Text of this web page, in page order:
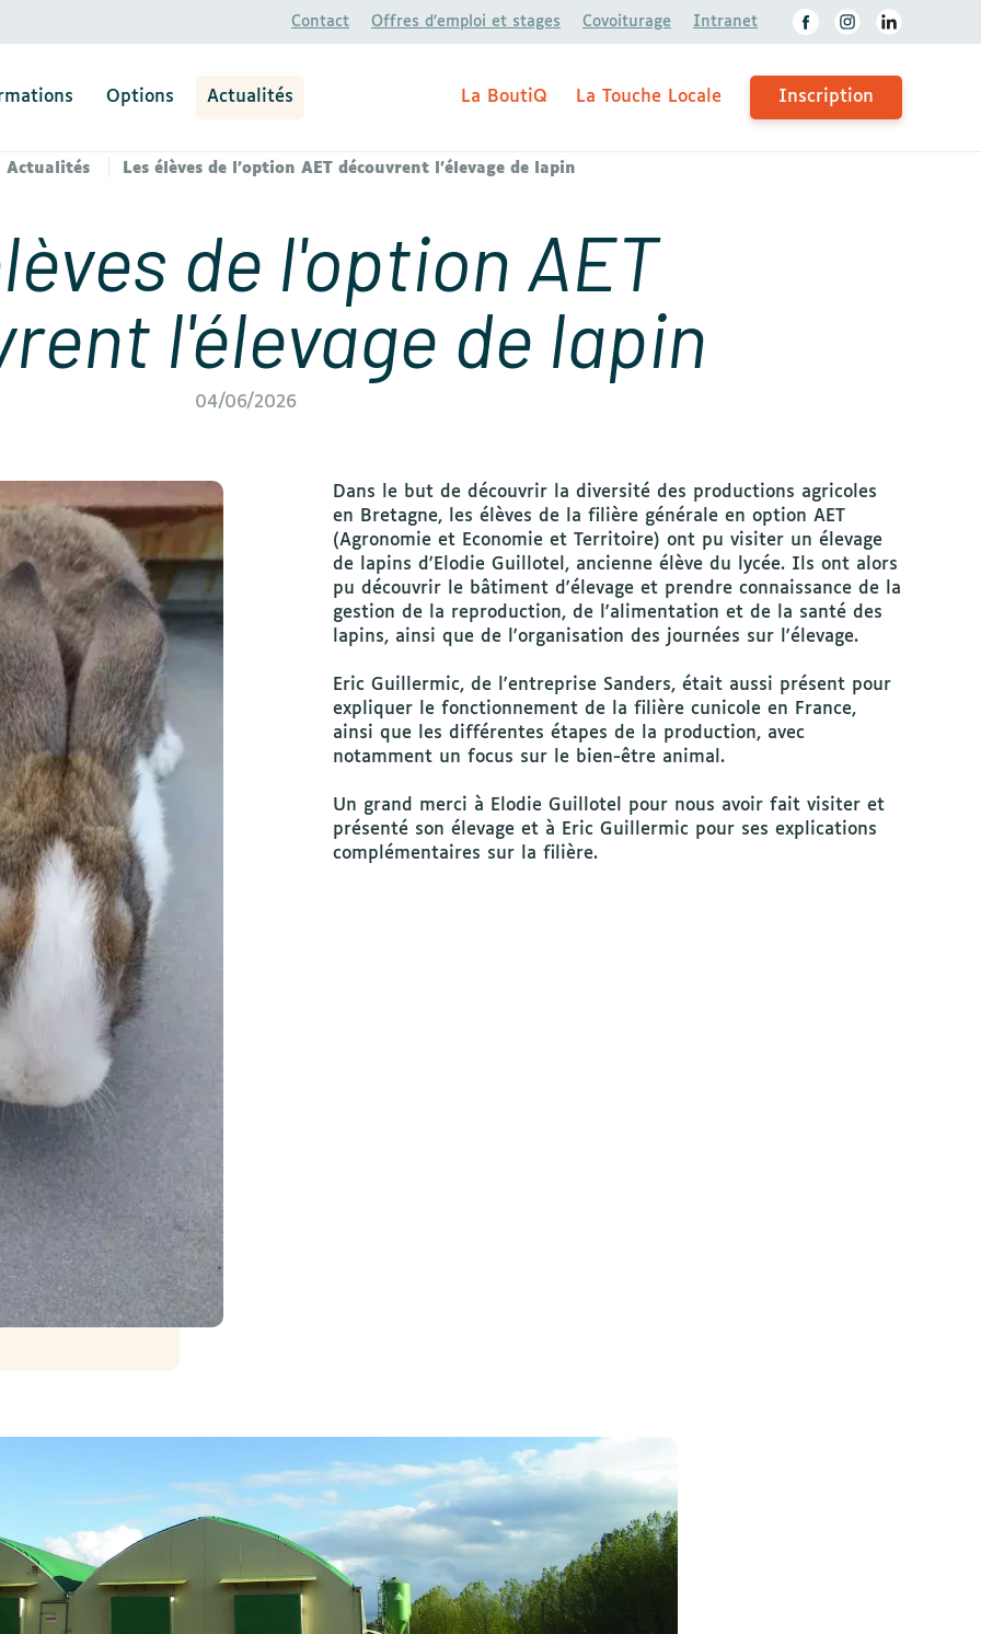
Contact Offres d’emploi et stages Covoiturage Intranet
Options Actualités La BoutiQ La Touche Locale Inscription
Actualités Les élèves de l'option AET découvrent l'élevage de lapin
de l'option AET
l'élevage de lapin
04/06/2026
Dans le but de découvrir la diversité des productions agricoles
en Bretagne, les élèves de la filière générale en option AET
(Agronomie et Economie et Territoire) ont pu visiter un élevage
de lapins d'Elodie Guillotel, ancienne élève du lycée. Ils ont alors
pu découvrir le bâtiment d'élevage et prendre connaissance de la
gestion de la reproduction, de l'alimentation et de la santé des
lapins, ainsi que de l'organisation des journées sur l'élevage.
Eric Guillermic, de l'entreprise Sanders, était aussi présent pour
expliquer le fonctionnement de la filière cunicole en France,
ainsi que les différentes étapes de la production, avec
notamment un focus sur le bien-être animal.
Un grand merci à Elodie Guillotel pour nous avoir fait visiter et
présenté son élevage et à Eric Guillermic pour ses explications
complémentaires sur la filière.